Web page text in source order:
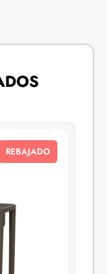
REBAJADO